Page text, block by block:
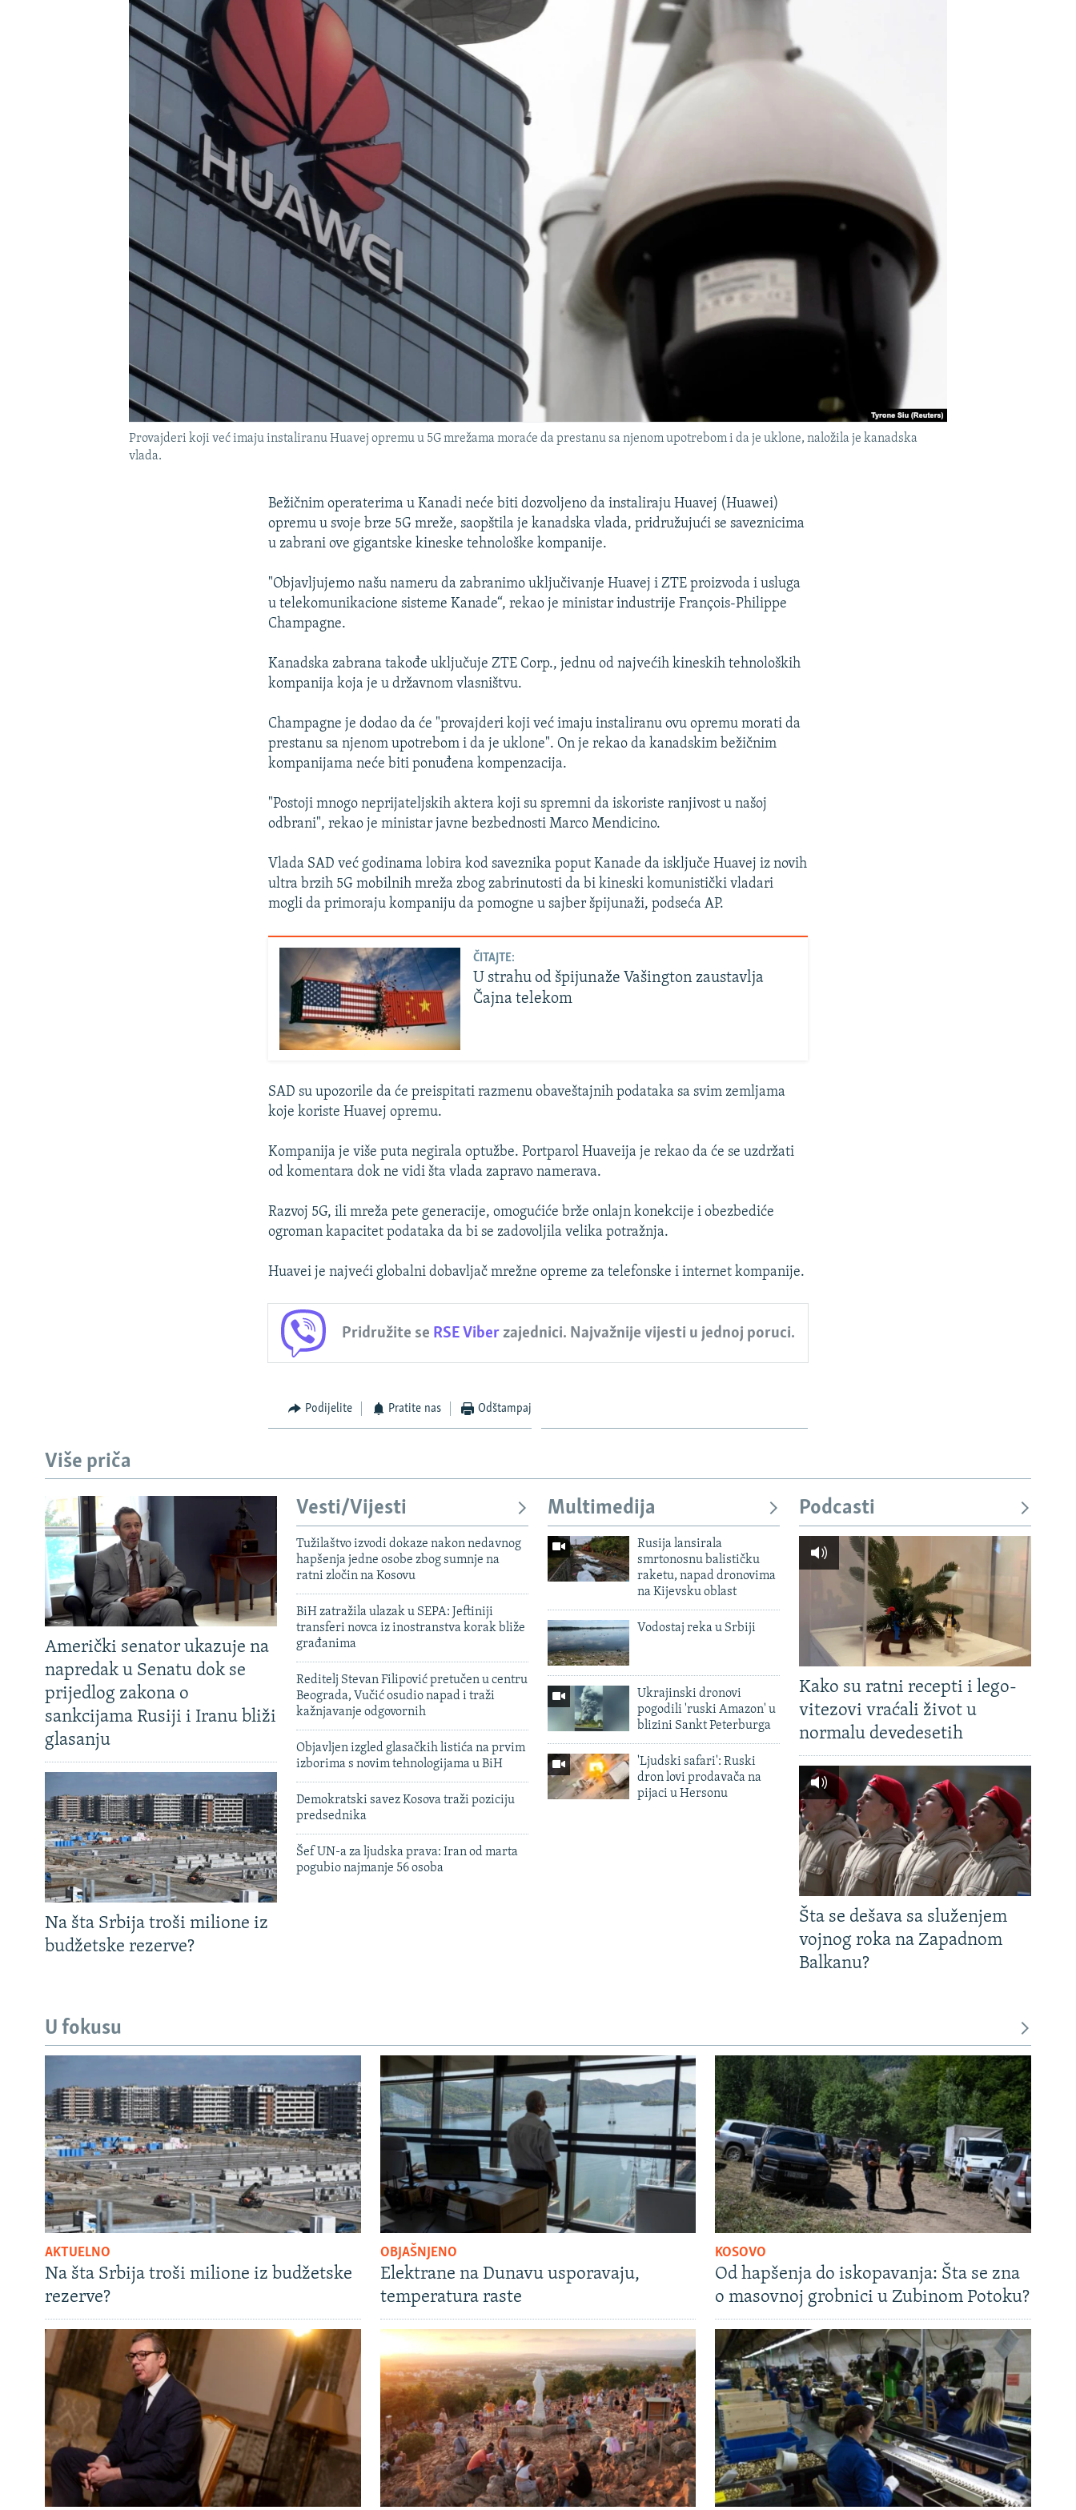
GENOCID U SREBRENICI
POPLAVE I KLIZIŠTA U BIH 2024.
TRI DECENIJE OD RATA U BIH
NASTANAK I RASPAD JUGOSLAVIJE
Provajderi koji već imaju instaliranu Huavej opremu u 5G mrežama moraće da prestanu sa njenom upotrebom i da je uklone, naložila je kanadska
vlada.
Bežičnim operaterima u Kanadi neće biti dozvoljeno da instaliraju Huavej (Huawei)
opremu u svoje brze 5G mreže, saopštila je kanadska vlada, pridružujući se saveznicima
u zabrani ove gigantske kineske tehnološke kompanije.
"Objavljujemo našu nameru da zabranimo uključivanje Huavej i ZTE proizvoda i usluga
u telekomunikacione sisteme Kanade“, rekao je ministar industrije François-Philippe
Champagne.
Kanadska zabrana takođe uključuje ZTE Corp., jednu od najvećih kineskih tehnoloških
kompanija koja je u državnom vlasništvu.
Champagne je dodao da će "provajderi koji već imaju instaliranu ovu opremu morati da
prestanu sa njenom upotrebom i da je uklone". On je rekao da kanadskim bežičnim
kompanijama neće biti ponuđena kompenzacija.
"Postoji mnogo neprijateljskih aktera koji su spremni da iskoriste ranjivost u našoj
odbrani", rekao je ministar javne bezbednosti Marco Mendicino.
Vlada SAD već godinama lobira kod saveznika poput Kanade da isključe Huavej iz novih
ultra brzih 5G mobilnih mreža zbog zabrinutosti da bi kineski komunistički vladari
mogli da primoraju kompaniju da pomogne u sajber špijunaži, podseća AP.
ČITAJTE:
U strahu od špijunaže Vašington zaustavlja
Čajna telekom
SAD su upozorile da će preispitati razmenu obaveštajnih podataka sa svim zemljama
koje koriste Huavej opremu.
Kompanija je više puta negirala optužbe. Portparol Huaveija je rekao da će se uzdržati
od komentara dok ne vidi šta vlada zapravo namerava.
Razvoj 5G, ili mreža pete generacije, omogućiće brže onlajn konekcije i obezbediće
ogroman kapacitet podataka da bi se zadovoljila velika potražnja.
Huavei je najveći globalni dobavljač mrežne opreme za telefonske i internet kompanije.
Pridružite se RSE Viberzajednici. Najvažnije vijesti u jednoj poruci.
Podijelite Pratite nas Odštampaj
Više priča
Američki senator ukazuje na
napredak u Senatu dok se
prijedlog zakona o
sankcijama Rusiji i Iranu bliži
glasanju
Na šta Srbija troši milione iz
budžetske rezerve?
Vesti/Vijesti
Tužilaštvo izvodi dokaze nakon nedavnog
hapšenja jedne osobe zbog sumnje na
ratni zločin na Kosovu
BiH zatražila ulazak u SEPA: Jeftiniji
transferi novca iz inostranstva korak bliže
građanima
Reditelj Stevan Filipović pretučen u centru
Beograda, Vučić osudio napad i traži
kažnjavanje odgovornih
Objavljen izgled glasačkih listića na prvim
izborima s novim tehnologijama u BiH
Demokratski savez Kosova traži poziciju
predsednika
Šef UN-a za ljudska prava: Iran od marta
pogubio najmanje 56 osoba
Multimedija
Rusija lansirala
smrtonosnu balističku
raketu, napad dronovima
na Kijevsku oblast
Vodostaj reka u Srbiji
Ukrajinski dronovi
pogodili 'ruski Amazon' u
blizini Sankt Peterburga
'Ljudski safari': Ruski
dron lovi prodavača na
pijaci u Hersonu
Podcasti
Kako su ratni recepti i lego-
vitezovi vraćali život u
normalu devedesetih
Šta se dešava sa služenjem
vojnog roka na Zapadnom
Balkanu?
U fokusu
AKTUELNO
Na šta Srbija troši milione iz budžetske
rezerve?
OBJAŠNJENO
Elektrane na Dunavu usporavaju,
temperatura raste
KOSOVO
Od hapšenja do iskopavanja: Šta se zna
o masovnoj grobnici u Zubinom Potoku?